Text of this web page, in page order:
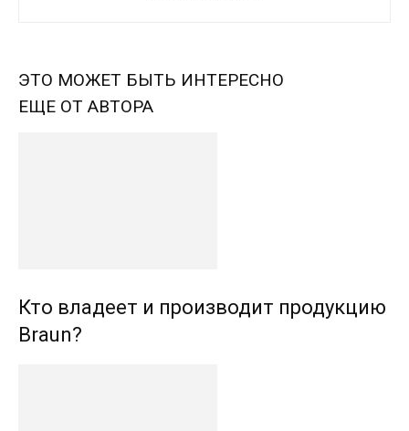
ЭТО МОЖЕТ БЫТЬ ИНТЕРЕСНО
ЕЩЕ ОТ АВТОРА
Кто владеет и производит продукцию
Braun?